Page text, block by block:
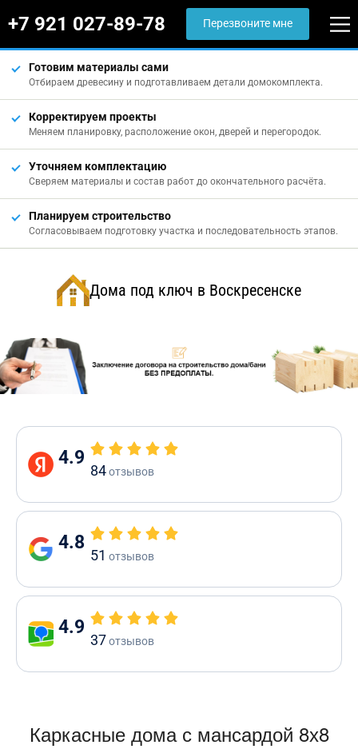
+7 921 027-89-78 Перезвоните мне
Готовим материалы сами
Отбираем древесину и подготавливаем детали домокомплекта.
Корректируем проекты
Меняем планировку, расположение окон, дверей и перегородок.
Уточняем комплектацию
Сверяем материалы и состав работ до окончательного расчёта.
Планируем строительство
Согласовываем подготовку участка и последовательность этапов.
Дома под ключ в Воскресенске
4.9
84отзывов
4.8
51 отзывов
4.9
37отзывов
Каркасные дома с мансардой 8х8